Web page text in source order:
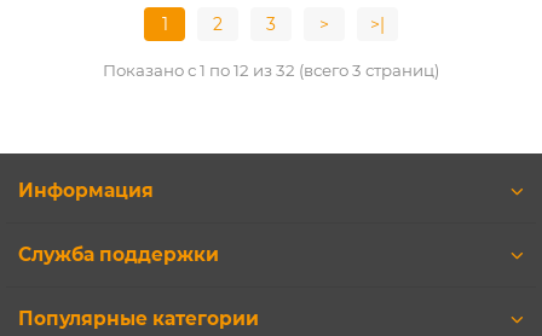
1 2 3 > >|
Показано с 1 по 12 из 32 (всего 3 страниц)
Информация
Служба поддержки
Популярные категории